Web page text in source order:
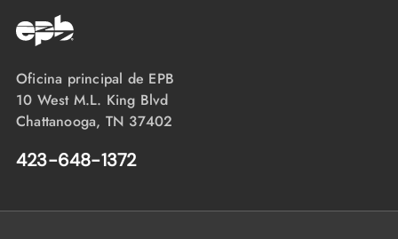
Oficina principal de EPB
10 West M.L. King Blvd
Chattanooga, TN 37402
423-648-1372